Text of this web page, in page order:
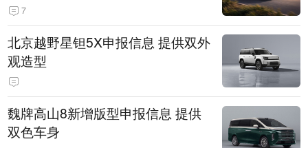
7
北京越野星钽5X申报信息 提供双外
观造型
魏牌高山8新增版型申报信息 提供
双色车身